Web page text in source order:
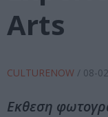
Arts
CULTURENOW / 08-
Εκθεση